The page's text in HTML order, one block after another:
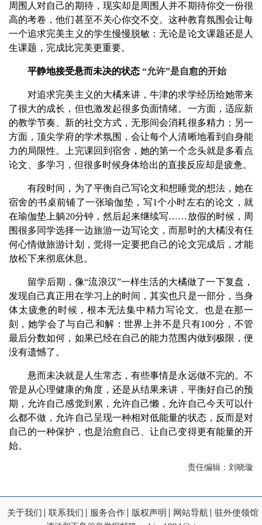
周围人对自己的期待，现实却是周围人并不期待你交一份很
高的考卷，他们甚至不关心你交不交。这种教育氛围会让每
一个追求完美主义的学生慢慢脱敏：无论是论文课题还是人
生课题，完成比完美更重要。
平静地接受悬而未决的状态 “允许”是自愈的开始
对追求完美主义的大橘来讲，牛津的求学经历给她带来
了很大的成长，但也激发起很多负面情绪。一方面，适应新
的教学节奏、新的社交方式，无形间会消耗很多精力；另一
方面，顶尖学府的学术氛围，会让每个人清晰地看到自身能
力的局限性。上完课回到宿舍，她的第一个念头就是多看点
论文、多学习，但很多时候身体给出的直接反应却是疲惫。
有段时间，为了平衡自己写论文和想睡觉的想法，她在
宿舍的书桌前铺了一张瑜伽垫，写1个小时左右的论文，就
在瑜伽垫上躺20分钟，然后起来继续写……放假的时候，周
围很多同学选择一边旅游一边写论文，而那时的大橘没有任
何心情做旅游计划，觉得一定要把自己的论文完成后，才能
放松下来彻底休息。
留学后期，像“流浪汉”一样生活的大橘做了一下复盘，
发现自己真正用在学习上的时间，其实也只是一部分，当身
体太疲惫的时候，根本无法集中精力写论文。也是在那一
刻，她学会了与自己和解：世界上并不是只有100分，不管
最后分数如何，如果已经在自己的能力范围内做到极限，便
没有遗憾了。
悬而未决就是人生常态，有些事情是永远做不完的。不
管是从心理健康的角度，还是从结果来讲，平衡好自己的预
期，允许自己感觉到累，允许自己懒，允许自己今天可以什
么都不做，允许自己呈现一种相对低能量的状态，反而是对
自己的一种保护，也是治愈自己、让自己变得更有能量的开
始。
责任编辑：刘晓璇
关于我们 联系我们 服务合作 版权声明 网站导航 驻外使领馆